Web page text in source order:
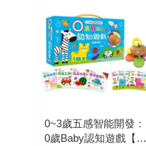
0~3歲五感智能開發：
0歲Baby認知遊戲【全